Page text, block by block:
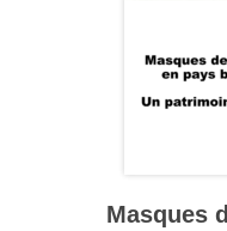
Masques